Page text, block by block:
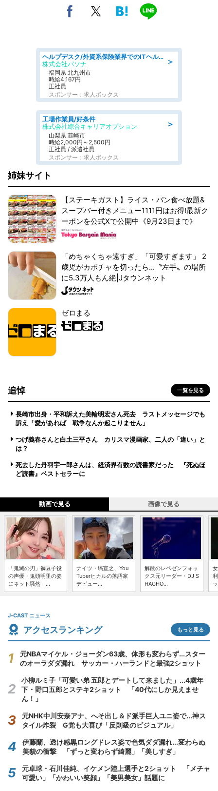
＞
ヘルプデスク/外資系保険業界でのITヘルプデスク業務/駅近/即日勤務可/ヘルプデスク
株式会社パソナ
福岡県 北九州市
時給4,167円
正社員
スポンサー：求人ボックス
＞
工場作業員/好条件
株式会社綜合キャリアオプション
山梨県 韮崎市
時給2,000円～2,500円
正社員 / 派遣社員
スポンサー：求人ボックス
姉妹サイト
【ステーキガスト】ライス・パン食べ放題&
スープバー付きメニュー1111円はお得!最新ク
ーポンを公式Xで公開中《9月23日まで》
「めちゃくちゃ遠すぎ」「可愛すぎます」 2
歳児がカボチャを切ったら...〝左手〟の場所
に5.3万人もん絶|Jタウンネット
ゼロまる
追悼 一覧を見る
長崎市出身・平和訴えた美輪明宏さん死去 ラストメッセージでも
訴え「愛があれば 戦争なんか起こりません」
つげ義春さんと白土三平さん カリスマ漫画家、二人の「違い」と
は？
死去した丹羽宇一郎さんは、経済界有数の読書家だった 『死ぬほ
ど読書』ベストセラーに
動画で見る 画像で見る
「鬼滅の刃」禰豆子役
の声優・鬼頭明里の姿
にネット騒然 ...
ナイツ・塙宣之、You
Tuberヒカルの落語家
デビュー...
解散のレペゼンフォッ
クス元リーダー・DJ S
HACHO...
J-CAST ニュース
アクセスランキング もっと見る
元NBAマイケル・ジョーダン63歳、体形も変わらず...スター
のオーラダダ漏れ サッカー・ハーランドと最強2ショット
小柳ルミ子「可愛い弟 五郎とデートして来ました」...4歳年
下・野口五郎とステキ2ショット 「40代にしか見えませ
ん！」
元NHK中川安奈アナ、へそ出し＆ド派手巨人ユニ姿で...神ス
タイル炸裂 G党も大喜び「反則級のビジュアル」
伊藤蘭、透け感黒ロングドレス姿で色気ダダ漏れ...変わらぬ
美貌の衝撃 「ずっと変わらず綺麗」「美しすぎ」
元卓球・石川佳純、イケメン陸上選手と2ショット 「メチャ
可愛い」「かわいい笑顔」「美男美女」話題に